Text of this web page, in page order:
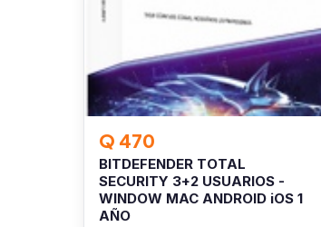
Q 470
BITDEFENDER TOTAL
SECURITY 3+2 USUARIOS -
WINDOW MAC ANDROID iOS 1
AÑO